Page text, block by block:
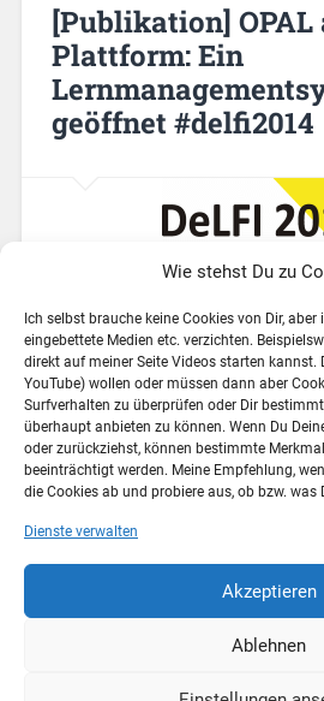
Wie stehst Du zu
Ich selbst brauche keine Cookies von Dir,
eingebettete Medien etc. verzichten.
direkt auf meiner Seite Videos starten kannst.
YouTube) wollen oder müssen dann aber
Surfverhalten zu überprüfen oder Dir
überhaupt anbieten zu können. Wenn Du
oder zurückziehst, können bestimmte
beeinträchtigt werden. Meine Empfehlung,
die Cookies ab und probiere aus, ob bzw. was
Dienste verwalten
Akzeptieren
Ablehnen
[Publikation] OPAL
Plattform: Ein
geöffnet #delfi2014
Der SOOPAL-Kurs ist nun schon
abgelaufen, wir arbeiten noch an
Zeit für Rückblicke: Ein LMS als
Srsly? Massive Open Online
insbesondere die
werden häufig auf speziell dafür
Plattformen, wie Coursera, edX…
Weiterlesen →